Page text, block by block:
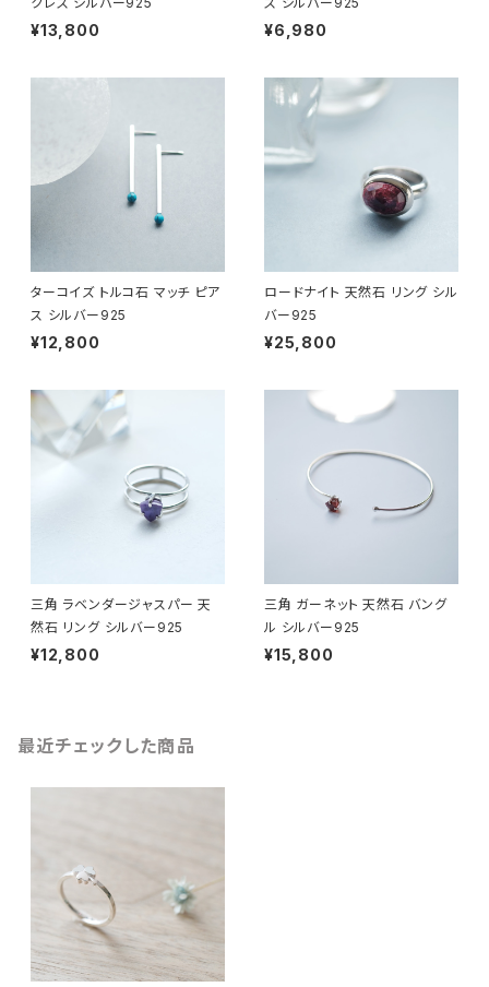
¥13,800 ¥6,980
ターコイズ トルコ石 マッチ ピア
ス シルバー925
¥12,800
ロードナイト 天然石 リング シル
バー925
¥25,800
三角 ラベンダージャスパー 天
然石 リング シルバー925
¥12,800
三角 ガーネット 天然石 バング
ル シルバー925
¥15,800
最近チェックした商品